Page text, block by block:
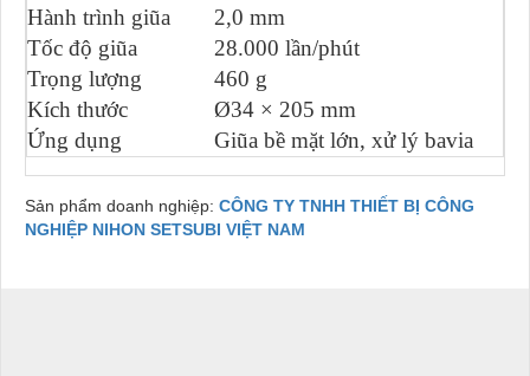
Hành trình giũa
2,0 mm
Tốc độ giũa
28.000 lần/phút
Trọng lượng
460 g
Kích thước
Ø34 × 205 mm
Ứng dụng
Giũa bề mặt lớn, xử lý bavia
Sản phẩm doanh nghiệp: CÔNG TY TNHH THIẾT BỊ CÔNG
NGHIỆP NIHON SETSUBI VIỆT NAM